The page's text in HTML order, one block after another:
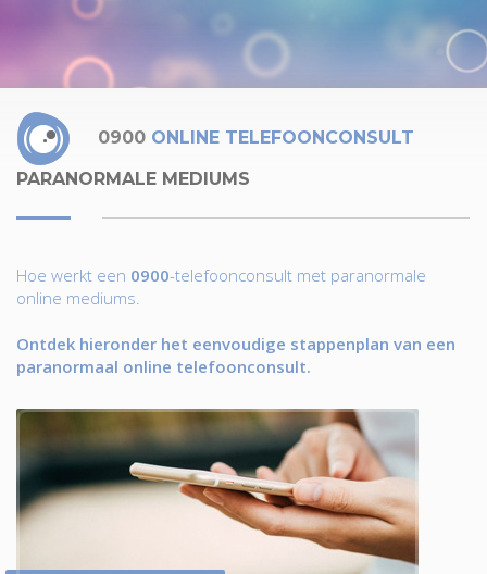
0900 ONLINE TELEFOONCONSULT
PARANORMALE MEDIUMS
Hoe werkt een 0900-telefoonconsult met paranormale
online mediums.
Ontdek hieronder het eenvoudige stappenplan van een
paranormaal online telefoonconsult.